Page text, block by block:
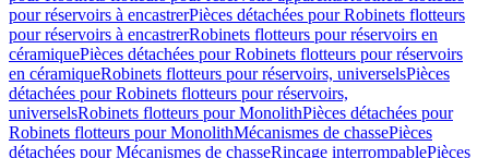
pour réservoirs à encastrerPièces détachées pour Robinets flotteurs
pour réservoirs à encastrerRobinets flotteurs pour réservoirs en
céramiquePièces détachées pour Robinets flotteurs pour réservoirs
en céramiqueRobinets flotteurs pour réservoirs, universelsPièces
détachées pour Robinets flotteurs pour réservoirs,
universelsRobinets flotteurs pour MonolithPièces détachées pour
Robinets flotteurs pour MonolithMécanismes de chassePièces
détachées pour Mécanismes de chasseRinçage interrompablePièces